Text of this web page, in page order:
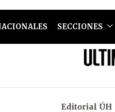
SECCIONES
Editorial ÚH